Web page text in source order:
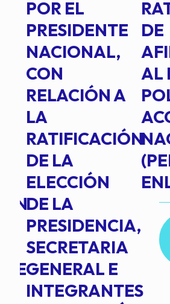
POR EL
PRESIDENTE
NACIONAL,
CON
RELACIÓN A
LA
RATIFICACIÓN
DE LA
ELECCIÓN
DE LA
PRESIDENCIA,
SECRETARIA
GENERAL E
INTEGRANTES
DE
AL